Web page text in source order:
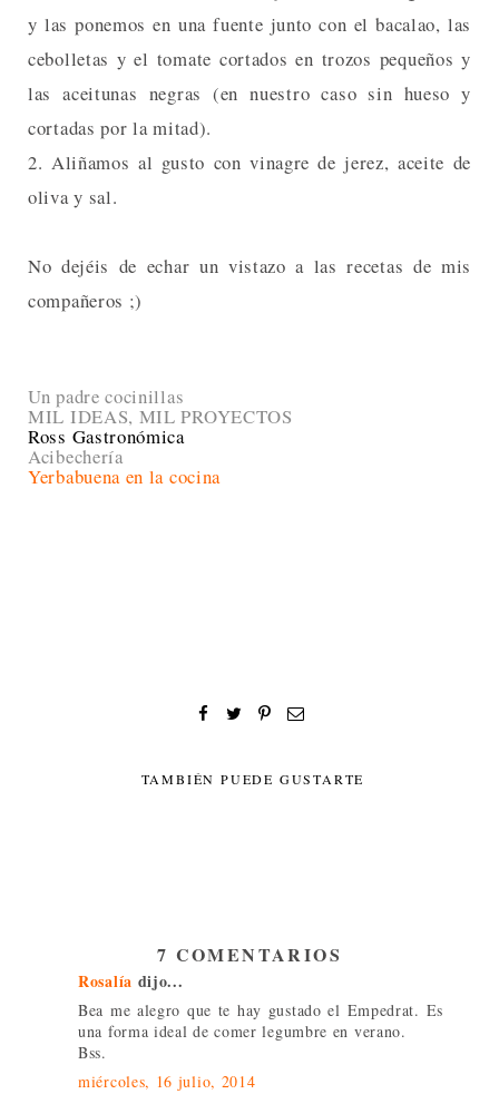
y las ponemos en una fuente junto con el bacalao, las
cebolletas y el tomate cortados en trozos pequeños y
las aceitunas negras (en nuestro caso sin hueso y
cortadas por la mitad).
2. Aliñamos al gusto con vinagre de jerez, aceite de
oliva y sal.
No dejéis de echar un vistazo a las recetas de mis
compañeros ;)
Un padre cocinillas
MIL IDEAS, MIL PROYECTOS
Ross Gastronómica
Acibechería
Yerbabuena en la cocina
TAMBIÉN PUEDE GUSTARTE
7 COMENTARIOS
Rosalía dijo...
Bea me alegro que te hay gustado el Empedrat. Es
una forma ideal de comer legumbre en verano.
Bss.
miércoles, 16 julio, 2014